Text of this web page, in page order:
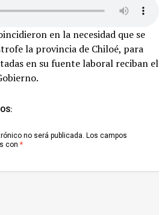
en la necesidad que se
la provincia de Chiloé, para
en su fuente laboral reciban el
no será publicada. Los campos
con *